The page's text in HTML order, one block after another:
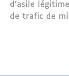
d'asile
de trafic de